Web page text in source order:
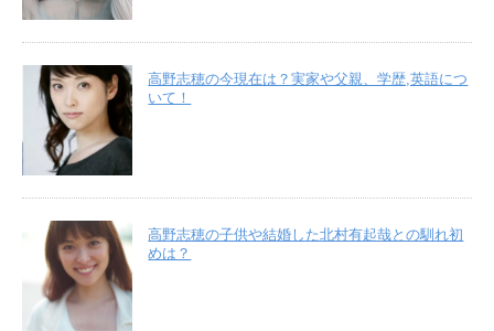
高野志穂の今現在は？実家や父親、学歴,英語につ
いて！
高野志穂の子供や結婚した北村有起哉との馴れ初
めは？